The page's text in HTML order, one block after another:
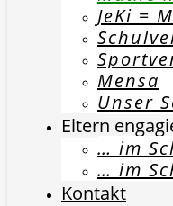
JeKi =
Mensa
Unser
Eltern
… im
… im
Kontakt